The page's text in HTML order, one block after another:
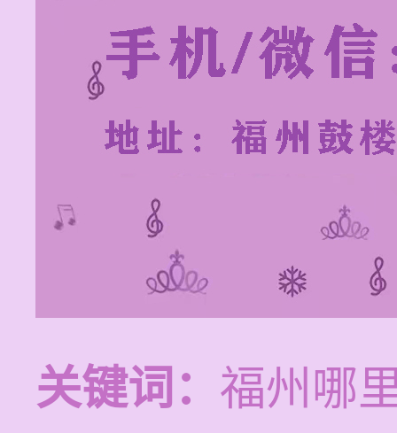
关键词： 福州哪